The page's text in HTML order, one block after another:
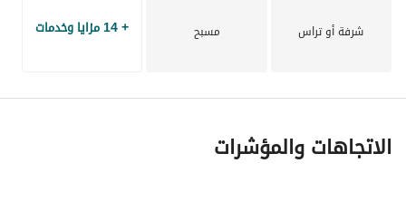
شرفة أو تراس مسبح + 14 مزايا وخدمات
الاتجاهات والمؤشرات